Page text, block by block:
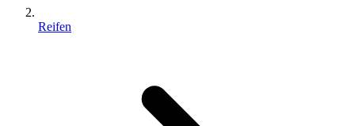
Reifen